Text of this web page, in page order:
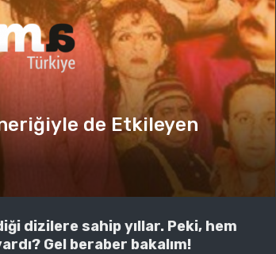
de Etkileyen
dizilere sahip yıllar. Peki, hem
Gel beraber bakalım!